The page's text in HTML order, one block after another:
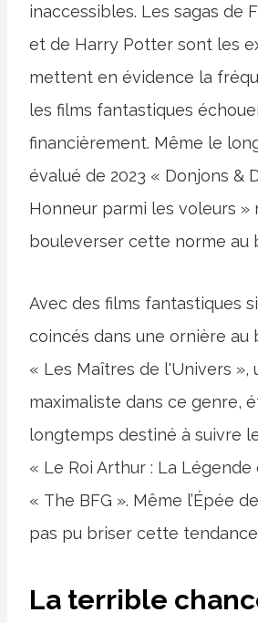
inaccessibles. Les sagas de
et de Harry Potter sont les
mettent en évidence la
les films fantastiques
financièrement. Même le
évalué de 2023 « Donjons &
Honneur parmi les voleurs »
bouleverser cette norme au
Avec des films fantastiques
coincés dans une ornière au
« Les Maîtres de l'Univers »,
maximaliste dans ce genre,
longtemps destiné à suivre
« Le Roi Arthur : La
« The BFG ». Même l’Épée
pas pu briser cette
La terrible